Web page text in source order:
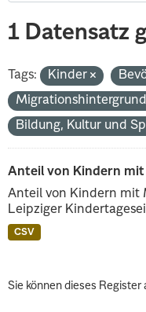
1 Datensatz
Tags: Kinder
Bildung, Kultur und
Anteil von Kindern
Anteil von Kindern mit
Leipziger
CSV
Sie können dieses Register